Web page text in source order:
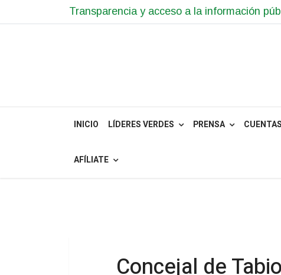
Transparencia y acceso a la información
INICIO LÍDERES VERDES PRENSA
AFÍLIATE
Concejal de